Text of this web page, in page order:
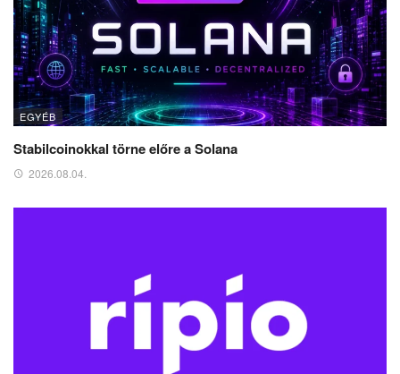
EGYÉB
Stabilcoinokkal törne előre a Solana
2026.08.04.